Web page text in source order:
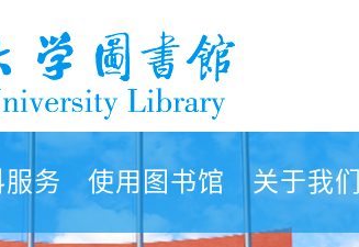
务 使用图书馆 关于我们